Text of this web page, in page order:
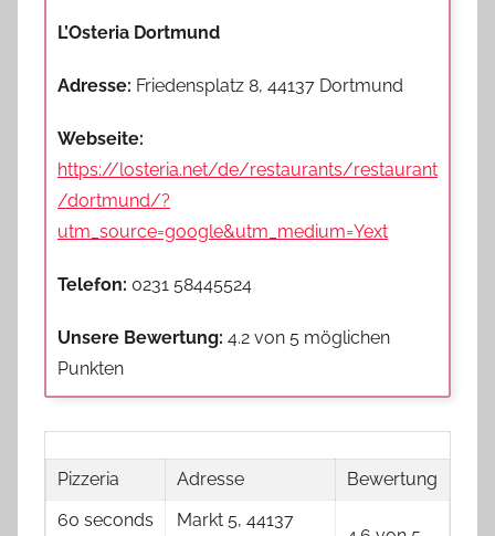
L’Osteria Dortmund
Adresse: Friedensplatz 8, 44137 Dortmund
Webseite:
https://losteria.net/de/restaurants/restaurant
/dortmund/?
utm_source=google&utm_medium=Yext
Telefon: 0231 58445524
Unsere Bewertung: 4.2 von 5 möglichen
Punkten
Pizzeria Adresse
Bewertung
60 seconds
Markt 5, 44137